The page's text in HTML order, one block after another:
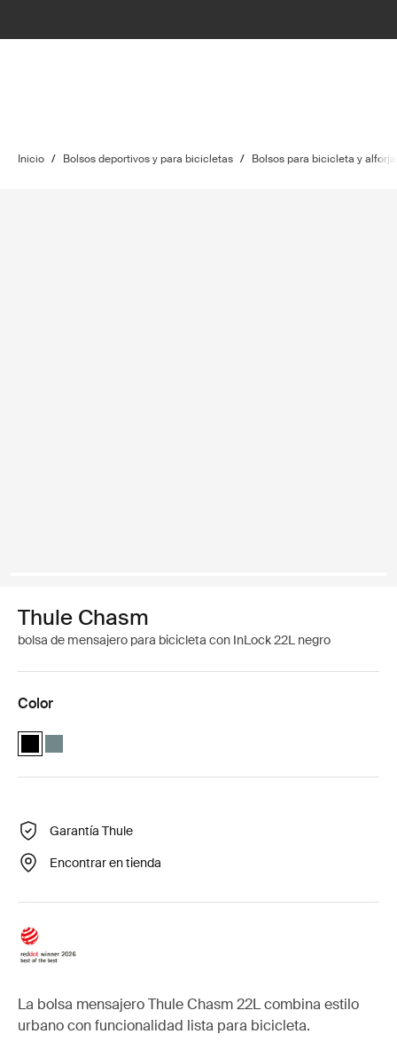
Inicio / Bolsos deportivos y para bicicletas / Bolsos para bicicleta y
Thule Chasm
bolsa de mensajero para bicicleta con InLock 22L negro
Color
Thule Chasm courier with InLock 22L Negro (selected)
Thule Chasm courier with InLock 22L Azul medio
Garantía Thule
Encontrar en tienda
La bolsa mensajero Thule Chasm 22L combina estilo
urbano con funcionalidad lista para bicicleta.